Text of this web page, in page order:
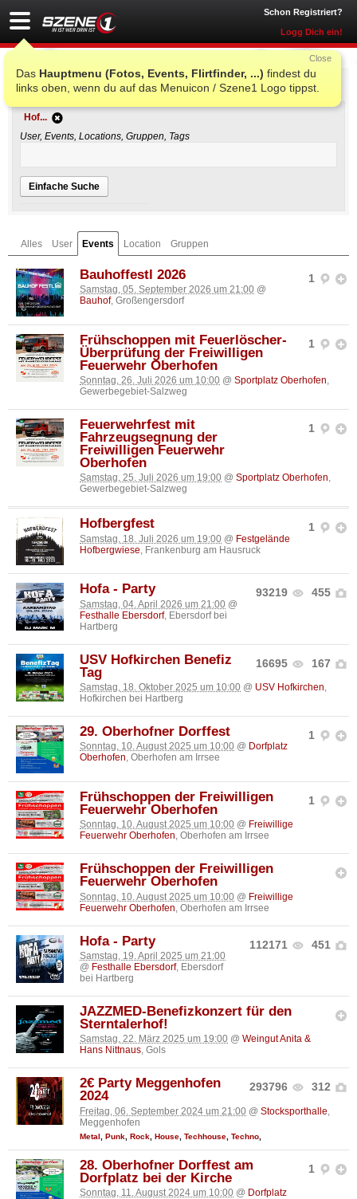
Schon Registriert?
Logg Dich ein!
Das Hauptmenu (Fotos, Events, Flirtfinder, ...) findest du
links oben, wenn du auf das Menuicon / Szene1 Logo tippst.
Close
Einfache Suche
Hof...
User, Events, Locations, Gruppen, Tags
Einfache Suche
Alles User Events Location Gruppen
1
Bauhoffestl 2026
Samstag, 05. September 2026 um 21:00 @
Bauhof, Großengersdorf
1
Frühschoppen mit Feuerlöscher-
Überprüfung der Freiwilligen
Feuerwehr Oberhofen
Sonntag, 26. Juli 2026 um 10:00 @ Sportplatz Oberhofen,
Gewerbegebiet-Salzweg
1
Feuerwehrfest mit
Fahrzeugsegnung der
Freiwilligen Feuerwehr
Oberhofen
Samstag, 25. Juli 2026 um 19:00 @ Sportplatz Oberhofen,
Gewerbegebiet-Salzweg
1
Hofbergfest
Samstag, 18. Juli 2026 um 19:00 @ Festgelände
Hofbergwiese , Frankenburg am Hausruck
93219 455
Hofa - Party
Samstag, 04. April 2026 um 21:00 @
Festhalle Ebersdorf, Ebersdorf bei
Hartberg
16695 167
USV Hofkirchen Benefiz
Tag
Samstag, 18. Oktober 2025 um 10:00 @ USV Hofkirchen,
Hofkirchen bei Hartberg
1
29. Oberhofner Dorffest
Sonntag, 10. August 2025 um 10:00 @ Dorfplatz
Oberhofen, Oberhofen am Irrsee
1
Frühschoppen der Freiwilligen
Feuerwehr Oberhofen
Sonntag, 10. August 2025 um 10:00 @ Freiwillige
Feuerwehr Oberhofen, Oberhofen am Irrsee
Frühschoppen der Freiwilligen
Feuerwehr Oberhofen
Sonntag, 10. August 2025 um 10:00 @ Freiwillige
Feuerwehr Oberhofen , Oberhofen am Irrsee
112171 451
Hofa - Party
Samstag, 19. April 2025 um 21:00
@ Festhalle Ebersdorf, Ebersdorf
bei Hartberg
JAZZMED-Benefizkonzert für den
Sterntalerhof!
Samstag, 22. März 2025 um 19:00 @ Weingut Anita &
Hans Nittnaus, Gols
293796 312
2€ Party Meggenhofen
2024
Freitag, 06. September 2024 um 21:00 @ Stocksporthalle
Meggenhofen
Metal Punk Rock House Techhouse Techno
1
28. Oberhofner Dorffest am
Dorfplatz bei der Kirche
Sonntag, 11. August 2024 um 10:00 @ Dorfplatz